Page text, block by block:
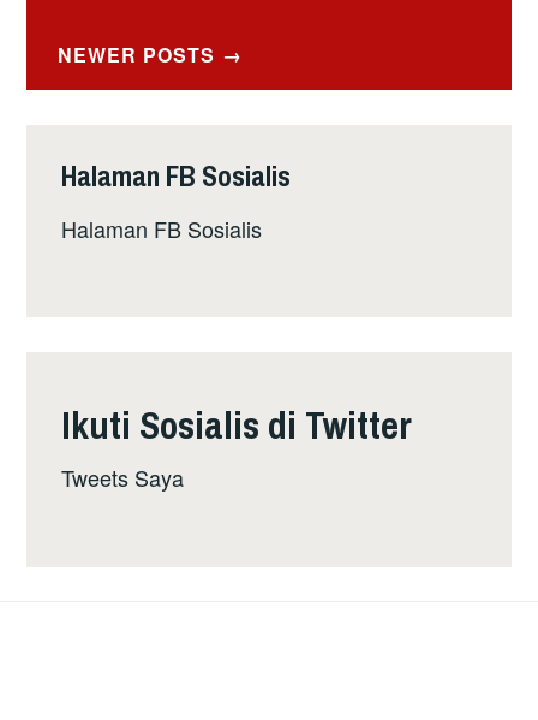
NEWER POSTS
Halaman FB Sosialis
Halaman FB Sosialis
Ikuti Sosialis di Twitter
Tweets Saya